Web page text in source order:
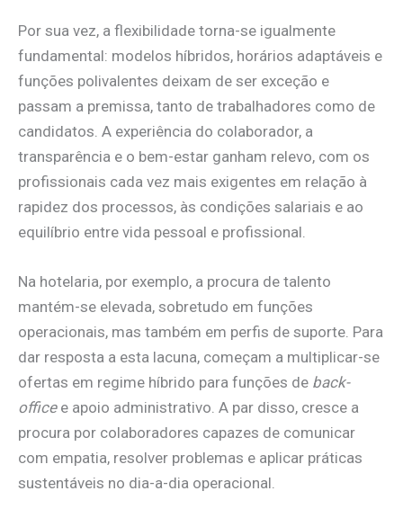
Por sua vez, a flexibilidade torna-se igualmente
fundamental: modelos híbridos, horários adaptáveis e
funções polivalentes deixam de ser exceção e
passam a premissa, tanto de trabalhadores como de
candidatos. A experiência do colaborador, a
transparência e o bem-estar ganham relevo, com os
profissionais cada vez mais exigentes em relação à
rapidez dos processos, às condições salariais e ao
equilíbrio entre vida pessoal e profissional.
Na hotelaria, por exemplo, a procura de talento
mantém-se elevada, sobretudo em funções
operacionais, mas também em perfis de suporte. Para
dar resposta a esta lacuna, começam a multiplicar-se
ofertas em regime híbrido para funções de back-
officee apoio administrativo. A par disso, cresce a
procura por colaboradores capazes de comunicar
com empatia, resolver problemas e aplicar práticas
sustentáveis no dia-a-dia operacional.